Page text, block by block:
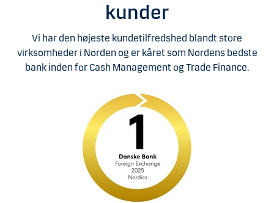
kunder
Vi har den højeste kundetilfredshed blandt store
virksomheder i Norden og er kåret som Nordens bedste
bank inden for Cash Management og Trade Finance.